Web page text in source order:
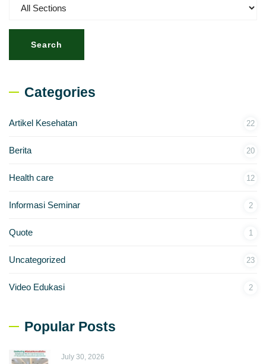
Search
Categories
Artikel Kesehatan 22
Berita 20
Health care 12
Informasi Seminar 2
Quote 1
Uncategorized 23
Video Edukasi 2
Popular Posts
July 30, 2026